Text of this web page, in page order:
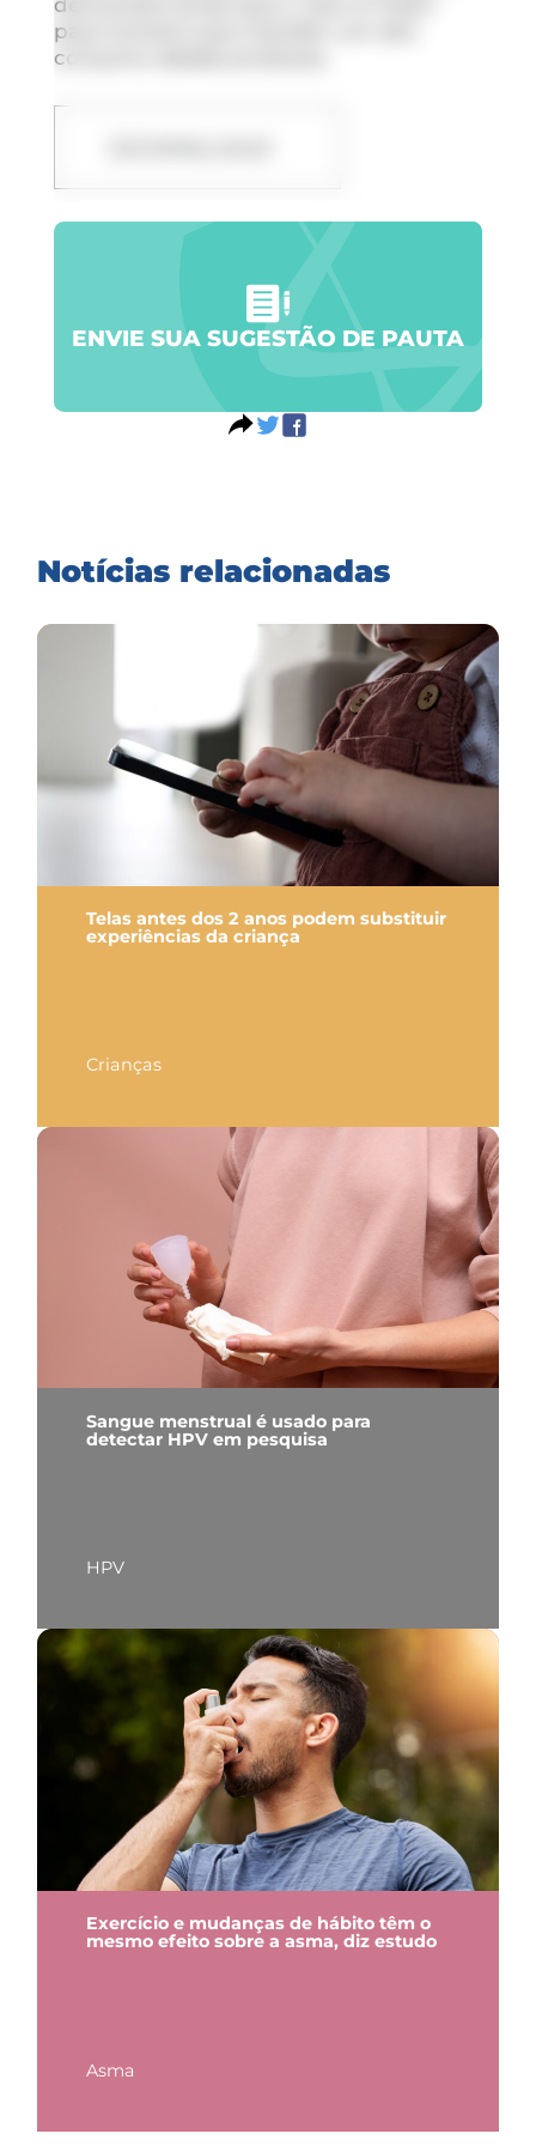
para homens que mantêm um alto
consumo desses produtos.
ENVIE SUA SUGESTÃO DE PAUTA
Notícias relacionadas
Telas antes dos 2 anos podem substituir
experiências da criança
Crianças
Sangue menstrual é usado para
detectar HPV em pesquisa
HPV
Exercício e mudanças de hábito têm o
mesmo efeito sobre a asma, diz estudo
Asma